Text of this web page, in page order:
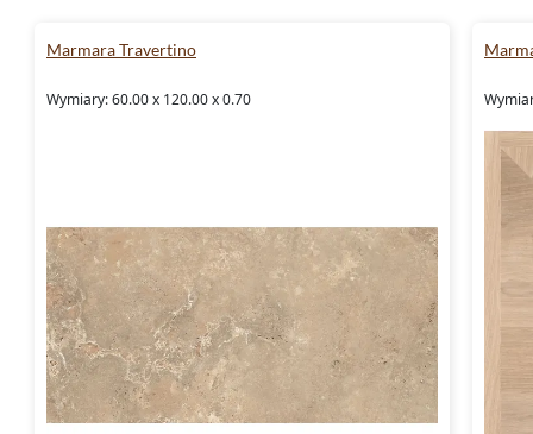
Marmara Travertino
Wymiary: 60.00 x 120.00 x 0.70